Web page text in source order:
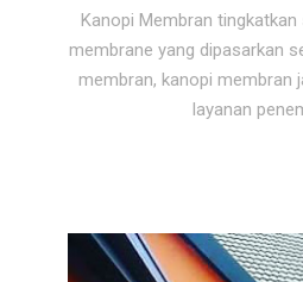
Kanopi Membran
membrane yang dipasarkan
membran, kanopi membran
layanan